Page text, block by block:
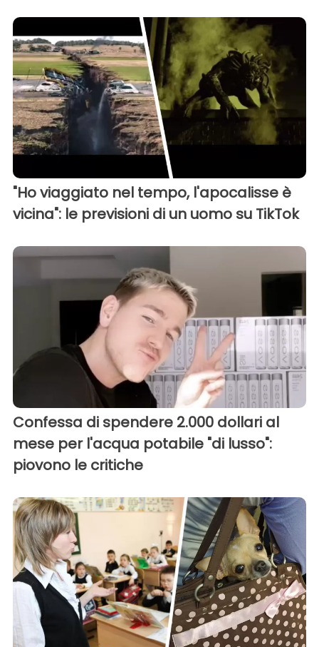
"Ho viaggiato nel tempo, l'apocalisse è
vicina": le previsioni di un uomo su TikTok
Confessa di spendere 2.000 dollari al
mese per l'acqua potabile "di lusso":
piovono le critiche